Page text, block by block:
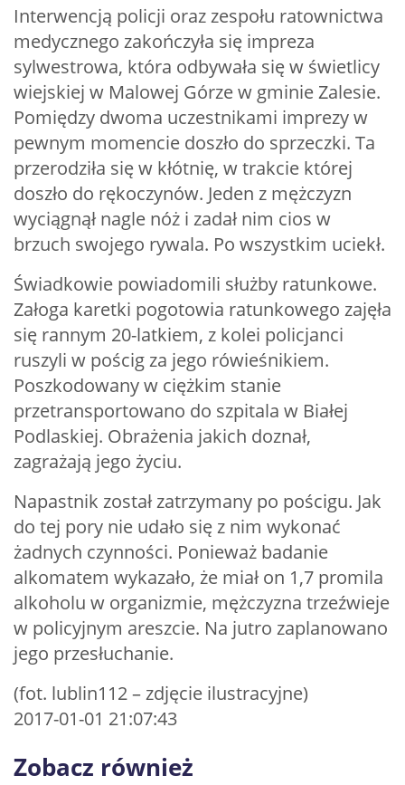
Interwencją policji oraz zespołu ratownictwa
medycznego zakończyła się impreza
sylwestrowa, która odbywała się w świetlicy
wiejskiej w Malowej Górze w gminie Zalesie.
Pomiędzy dwoma uczestnikami imprezy w
pewnym momencie doszło do sprzeczki. Ta
przerodziła się w kłótnię, w trakcie której
doszło do rękoczynów. Jeden z mężczyzn
wyciągnął nagle nóż i zadał nim cios w
brzuch swojego rywala. Po wszystkim uciekł.
Świadkowie powiadomili służby ratunkowe.
Załoga karetki pogotowia ratunkowego zajęła
się rannym 20-latkiem, z kolei policjanci
ruszyli w pościg za jego rówieśnikiem.
Poszkodowany w ciężkim stanie
przetransportowano do szpitala w Białej
Podlaskiej. Obrażenia jakich doznał,
zagrażają jego życiu.
Napastnik został zatrzymany po pościgu. Jak
do tej pory nie udało się z nim wykonać
żadnych czynności. Ponieważ badanie
alkomatem wykazało, że miał on 1,7 promila
alkoholu w organizmie, mężczyzna trzeźwieje
w policyjnym areszcie. Na jutro zaplanowano
jego przesłuchanie.
(fot. lublin112 – zdjęcie ilustracyjne)
2017-01-01 21:07:43
Zobacz również